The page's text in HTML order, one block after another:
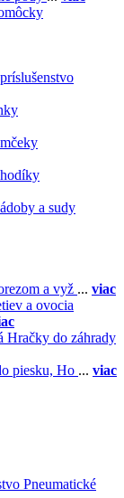
a sudy
a vyž ... viac
a ovocia
Hračky do záhrady
piesku, Ho ... viac
Pneumatické